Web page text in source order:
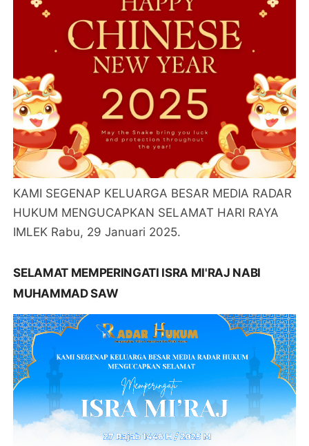
KAMI SEGENAP KELUARGA BESAR MEDIA RADAR
HUKUM MENGUCAPKAN SELAMAT HARI RAYA
IMLEK Rabu, 29 Januari 2025.
SELAMAT MEMPERINGATI ISRA MI'RAJ NABI
MUHAMMAD SAW